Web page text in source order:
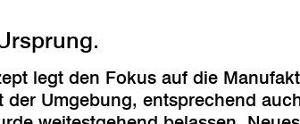
legt den Fokus auf die
der Umgebung, entsprechend